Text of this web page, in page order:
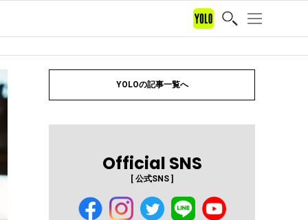
YOLOの記事一覧へ
Official SNS
[ 公式SNS ]